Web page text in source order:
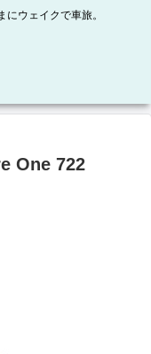
ウェイクで車旅。
One 722